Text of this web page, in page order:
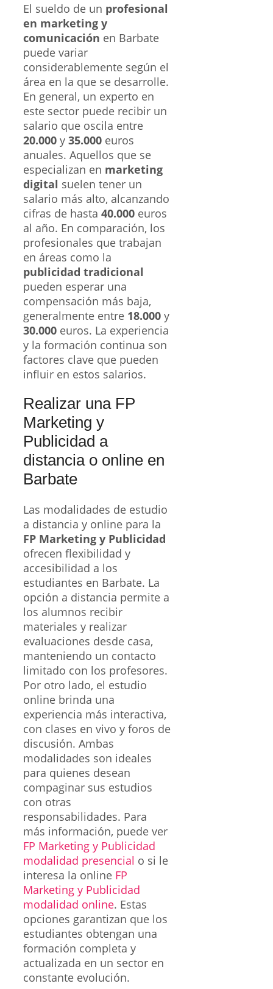
El sueldo de un profesional
en marketing y
comunicación en Barbate
puede variar
considerablemente según el
área en la que se desarrolle.
En general, un experto en
este sector puede recibir un
salario que oscila entre
20.000 y 35.000 euros
anuales. Aquellos que se
especializan en marketing
digital suelen tener un
salario más alto, alcanzando
cifras de hasta 40.000 euros
al año. En comparación, los
profesionales que trabajan
en áreas como la
publicidad tradicional
pueden esperar una
compensación más baja,
generalmente entre 18.000 y
30.000 euros. La experiencia
y la formación continua son
factores clave que pueden
influir en estos salarios.
Realizar una FP
Marketing y
Publicidad a
distancia o online en
Barbate
Las modalidades de estudio
a distancia y online para la
FP Marketing y Publicidad
ofrecen flexibilidad y
accesibilidad a los
estudiantes en Barbate. La
opción a distancia permite a
los alumnos recibir
materiales y realizar
evaluaciones desde casa,
manteniendo un contacto
limitado con los profesores.
Por otro lado, el estudio
online brinda una
experiencia más interactiva,
con clases en vivo y foros de
discusión. Ambas
modalidades son ideales
para quienes desean
compaginar sus estudios
con otras
responsabilidades. Para
más información, puede ver
FP Marketing y Publicidad
modalidad presencial o si le
interesa la online FP
Marketing y Publicidad
modalidad online. Estas
opciones garantizan que los
estudiantes obtengan una
formación completa y
actualizada en un sector en
constante evolución.